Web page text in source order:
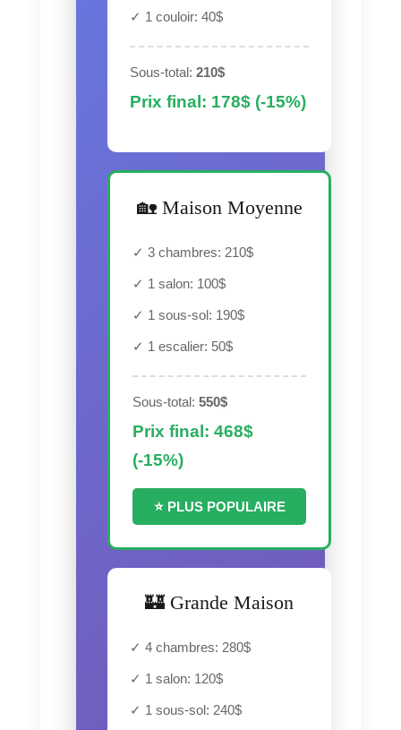
✓ 1 couloir: 40$
Sous-total: 210$
Prix final: 178$ (-15%)
🏡 Maison Moyenne
✓ 3 chambres: 210$
✓ 1 salon: 100$
✓ 1 sous-sol: 190$
✓ 1 escalier: 50$
Sous-total: 550$
Prix final: 468$
(-15%)
⭐ PLUS POPULAIRE
🏰 Grande Maison
✓ 4 chambres: 280$
✓ 1 salon: 120$
✓ 1 sous-sol: 240$